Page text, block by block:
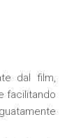
dal film,
facilitando